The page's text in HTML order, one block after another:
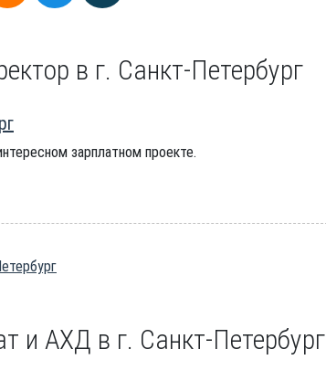
в г. Санкт-Петербург
зарплатном проекте.
и АХД в г. Санкт-Петербург